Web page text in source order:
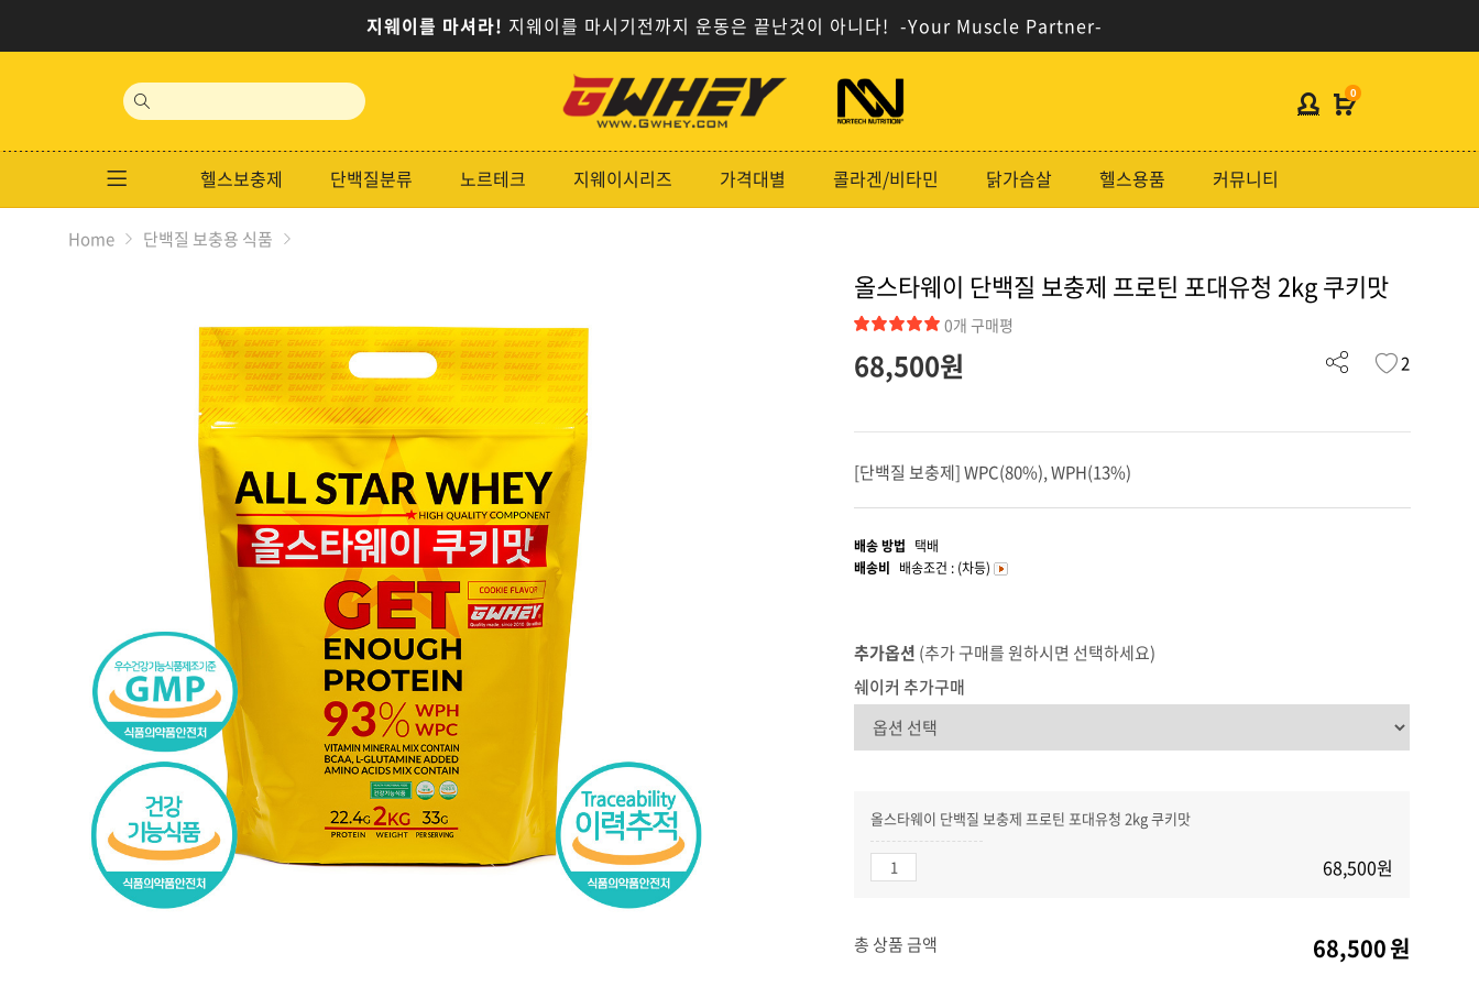
헬스보충제
단백질분류
지웨이시리즈
지웨이를 마셔라! 지웨이를 마시기전까지 운동은 끝난것이 아니다! -Your Muscle Partner-
사
이
고
사
이
로
고
0
헬스보충제 단백질분류 노르테크 지웨이시리즈 가격대별 콜라겐/비타민 닭가슴살 헬스용품 커뮤니티
Home 단백질 보충용 식품
올스타웨이 단백질 보충제 프로틴 포대유청 2kg 쿠키맛
0개 구매평
68,500원 2
[단백질 보충제] WPC(80%), WPH(13%)
배송 방법 택배
배송비 배송조건 : (차등)
추가옵션 (추가 구매를 원하시면 선택하세요)
쉐이커 추가구매
올스타웨이 단백질 보충제 프로틴 포대유청 2kg 쿠키맛
68,500원
총 상품 금액 68,500원